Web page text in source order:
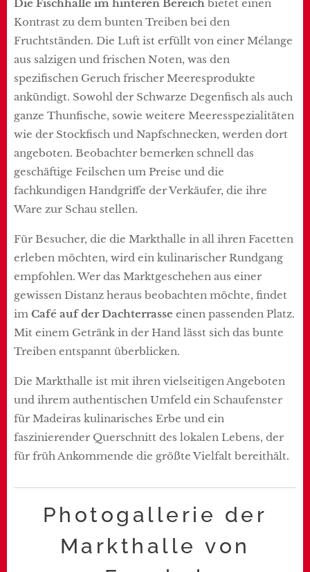
Die Fischhalle im hinteren Bereich bietet einen
Kontrast zu dem bunten Treiben bei den
Fruchtständen. Die Luft ist erfüllt von einer Mélange
aus salzigen und frischen Noten, was den
spezifischen Geruch frischer Meeresprodukte
ankündigt. Sowohl der Schwarze Degenfisch als auch
ganze Thunfische, sowie weitere Meeresspezialitäten
wie der Stockfisch und Napfschnecken, werden dort
angeboten. Beobachter bemerken schnell das
geschäftige Feilschen um Preise und die
fachkundigen Handgriffe der Verkäufer, die ihre
Ware zur Schau stellen.
Für Besucher, die die Markthalle in all ihren Facetten
erleben möchten, wird ein kulinarischer Rundgang
empfohlen. Wer das Marktgeschehen aus einer
gewissen Distanz heraus beobachten möchte, findet
im Café auf der Dachterrasse einen passenden Platz.
Mit einem Getränk in der Hand lässt sich das bunte
Treiben entspannt überblicken.
Die Markthalle ist mit ihren vielseitigen Angeboten
und ihrem authentischen Umfeld ein Schaufenster
für Madeiras kulinarisches Erbe und ein
faszinierender Querschnitt des lokalen Lebens, der
für früh Ankommende die größte Vielfalt bereithält.
Photogallerie der
Markthalle von